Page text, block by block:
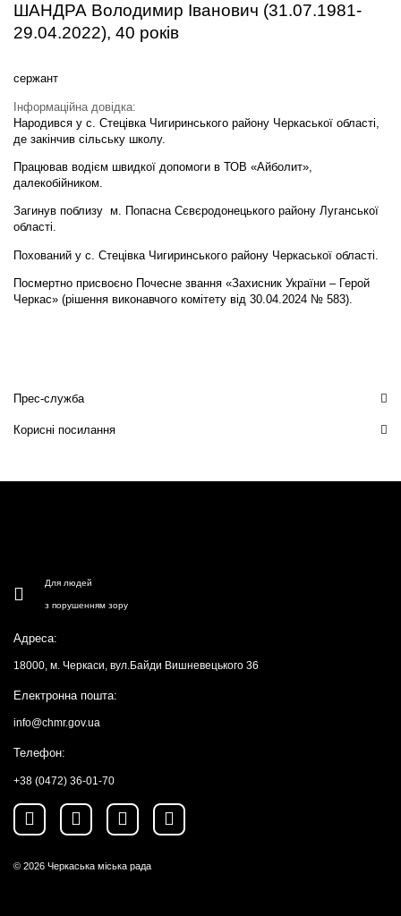
ШАНДРА Володимир Іванович (31.07.1981-
29.04.2022), 40 років
сержант
Інформаційна довідка:
Народився у с. Стецівка Чигиринського району Черкаської області,
де закінчив сільську школу.
Працював водієм швидкої допомоги в ТОВ «Айболит»,
далекобійником.
Загинув поблизу м. Попасна Сєвєродонецького району Луганської
області.
Похований у с. Стецівка Чигиринського району Черкаської області.
Посмертно присвоєно Почесне звання «Захисник України – Герой
Черкас» (рішення виконавчого комітету від 30.04.2024 № 583).
Прес-служба
Корисні посилання
Для людей
з порушенням зору
Адреса:
18000, м. Черкаси, вул.Байди Вишневецького 36
Електронна пошта:
info@chmr.gov.ua
Телефон:
+38 (0472) 36-01-70
© 2026 Черкаська міська рада